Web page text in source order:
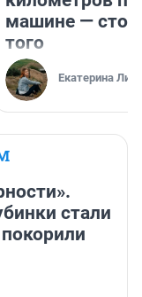
машине —
того
Екатерина
стали